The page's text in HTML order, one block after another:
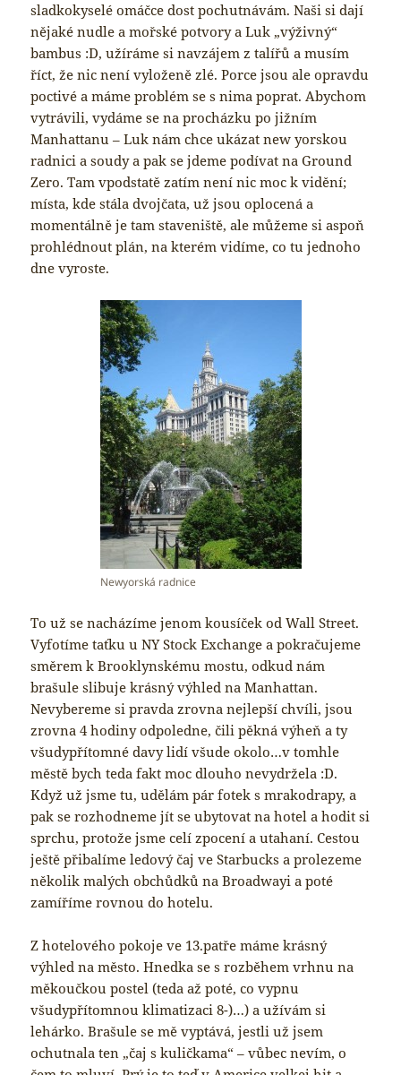
sladkokyselé omáčce dost pochutnávám. Naši si dají
nějaké nudle a mořské potvory a Luk „výživný“
bambus :D, užíráme si navzájem z talířů a musím
říct, že nic není vyloženě zlé. Porce jsou ale opravdu
poctivé a máme problém se s nima poprat. Abychom
vytrávili, vydáme se na procházku po jižním
Manhattanu – Luk nám chce ukázat new yorskou
radnici a soudy a pak se jdeme podívat na Ground
Zero. Tam vpodstatě zatím není nic moc k vidění;
místa, kde stála dvojčata, už jsou oplocená a
momentálně je tam staveniště, ale můžeme si aspoň
prohlédnout plán, na kterém vidíme, co tu jednoho
dne vyroste.
Newyorská radnice
To už se nacházíme jenom kousíček od Wall Street.
Vyfotíme taťku u NY Stock Exchange a pokračujeme
směrem k Brooklynskému mostu, odkud nám
brašule slibuje krásný výhled na Manhattan.
Nevybereme si pravda zrovna nejlepší chvíli, jsou
zrovna 4 hodiny odpoledne, čili pěkná výheň a ty
všudypřítomné davy lidí všude okolo…v tomhle
městě bych teda fakt moc dlouho nevydržela :D.
Když už jsme tu, udělám pár fotek s mrakodrapy, a
pak se rozhodneme jít se ubytovat na hotel a hodit si
sprchu, protože jsme celí zpocení a utahaní. Cestou
ještě přibalíme ledový čaj ve Starbucks a prolezeme
několik malých obchůdků na Broadwayi a poté
zamíříme rovnou do hotelu.
Z hotelového pokoje ve 13.patře máme krásný
výhled na město. Hnedka se s rozběhem vrhnu na
měkoučkou postel (teda až poté, co vypnu
všudypřítomnou klimatizaci 8-)…) a užívám si
lehárko. Brašule se mě vyptává, jestli už jsem
ochutnala ten „čaj s kuličkama“ – vůbec nevím, o